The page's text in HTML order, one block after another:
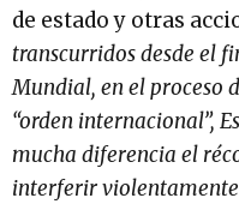
de estado y otras
transcurridos desde el
Mundial, en el proceso
“orden internacional”,
mucha diferencia el
interferir violentamente